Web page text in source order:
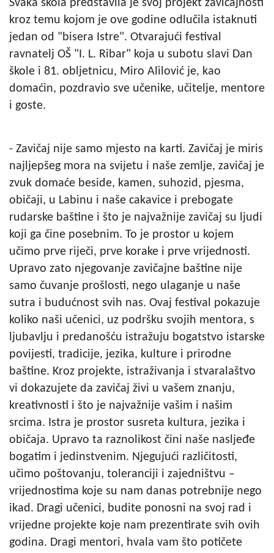
Svaka škola predstavila je svoj projekt zavičajnosti
kroz temu kojom je ove godine odlučila istaknuti
jedan od "bisera Istre". Otvarajući festival
ravnatelj OŠ "I. L. Ribar" koja u subotu slavi Dan
škole i 81. obljetnicu, Miro Alilović je, kao
domaćin, pozdravio sve učenike, učitelje, mentore
i goste.
- Zavičaj nije samo mjesto na karti. Zavičaj je miris
najljepšeg mora na svijetu i naše zemlje, zavičaj je
zvuk domaće beside, kamen, suhozid, pjesma,
običaji, u Labinu i naše cakavice i prebogate
rudarske baštine i što je najvažnije zavičaj su ljudi
koji ga čine posebnim. To je prostor u kojem
učimo prve riječi, prve korake i prve vrijednosti.
Upravo zato njegovanje zavičajne baštine nije
samo čuvanje prošlosti, nego ulaganje u naše
sutra i budućnost svih nas. Ovaj festival pokazuje
koliko naši učenici, uz podršku svojih mentora, s
ljubavlju i predanošću istražuju bogatstvo istarske
povijesti, tradicije, jezika, kulture i prirodne
baštine. Kroz projekte, istraživanja i stvaralaštvo
vi dokazujete da zavičaj živi u vašem znanju,
kreativnosti i što je najvažnije vašim i našim
srcima. Istra je prostor susreta kultura, jezika i
običaja. Upravo ta raznolikost čini naše nasljeđe
bogatim i jedinstvenim. Njegujući različitosti,
učimo poštovanju, toleranciji i zajedništvu –
vrijednostima koje su nam danas potrebnije nego
ikad. Dragi učenici, budite ponosni na svoj rad i
vrijedne projekte koje nam prezentirate svih ovih
godina. Dragi mentori, hvala vam što potičete